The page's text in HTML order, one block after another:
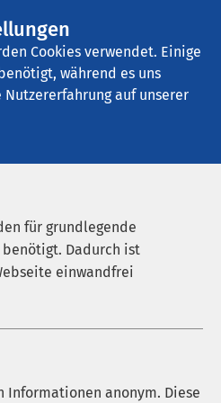
Cookies verwendet. Einige
während es uns
auf unserer
für grundlegende
Dadurch ist
einwandfrei
Informationen anonym. Diese
Aktuelles